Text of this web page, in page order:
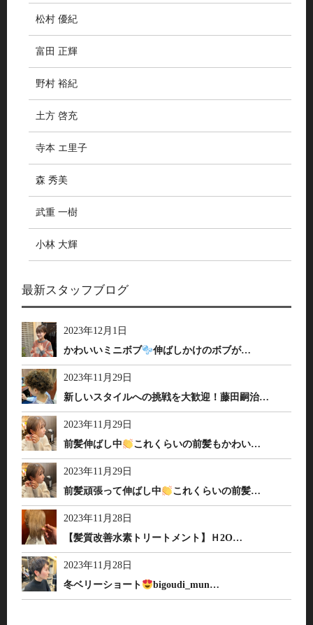
松村 優紀
富田 正輝
野村 裕紀
土方 啓充
寺本 エ里子
森 秀美
武重 一樹
小林 大輝
最新スタッフブログ
2023年12月1日
かわいいミニボブ
伸ばしかけのボブが…
2023年11月29日
新しいスタイルへの挑戦を大歓迎！藤田嗣治…
2023年11月29日
前髪伸ばし中
これくらいの前髪もかわい…
2023年11月29日
前髪頑張って伸ばし中
これくらいの前髪…
2023年11月28日
【髪質改善水素トリートメント】Ｈ2O…
2023年11月28日
冬ベリーショート
bigoudi_mun…